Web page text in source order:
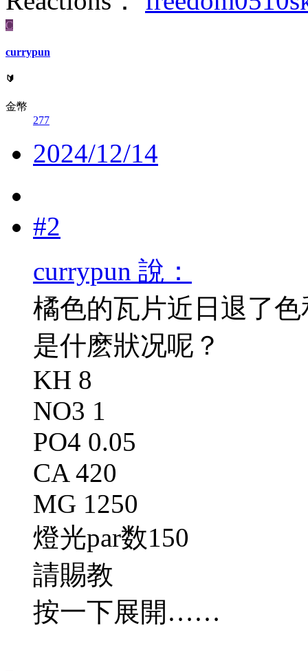
C
currypun
🔰
金幣
277
2024/12/14
#2
currypun 說：
橘色的瓦片近日退了
是什麽狀况呢？
KH 8
NO3 1
PO4 0.05
CA 420
MG 1250
燈光par数150
請賜教
按一下展開……